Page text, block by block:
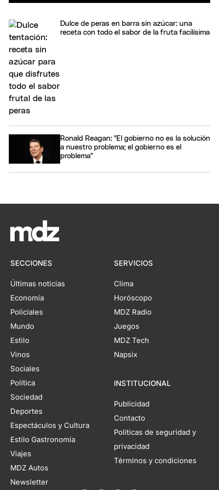
Dulce de peras en barra sin azúcar: una
receta con todo el sabor de la fruta facilísima
Ronald Reagan: "El gobierno no es la solución
a nuestro problema; el gobierno es el
problema"
SECCIONES
Últimas noticias
Economía
Policiales
Mundo
Estilo
Vinos
Sociales
Política
Sociedad
Deportes
Espectáculos y Cultura
Estilo Gastronomía
Viajes
MDZ Autos
Newsletter
SERVICIOS
Clima
Horóscopo
MDZ Radio
Juegos
MDZ Tech
Napsix
INSTITUCIONAL
Publicidad
Contacto
Políticas de seguridad y
privacidad
Términos y condiciones